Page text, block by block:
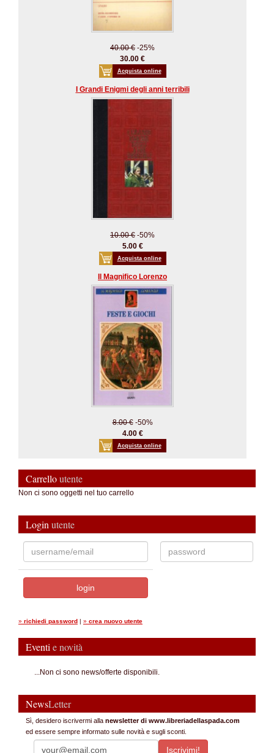
40.00 € -25%
30.00 €
Acquista online
I Grandi Enigmi degli anni terribili
10.00 € -50%
5.00 €
Acquista online
Il Magnifico Lorenzo
8.00 €-50%
4.00 €
Acquista online
Carrelloutente
Non ci sono oggetti nel tuo carrello
Login utente
» richiedi password | » crea nuovo utente
Eventi e novità
...Non ci sono news/offerte disponibili.
NewsLetter
Sì, desidero iscrivermi alla newsletter di www.libreriadellaspada.com
ed essere sempre informato sulle novità e sugli sconti.